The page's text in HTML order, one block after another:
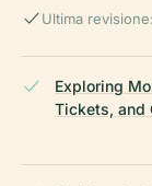
Ultima
Exploring
Tickets, and